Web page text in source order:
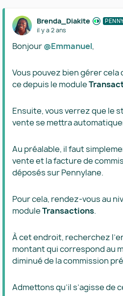
Brenda_Diakite
il y a 2 ans
Bonjour@Emmanuel,
Vous pouvez bien gérer cela
ce depuis le module
Ensuite, vous verrez que le
vente se mettra
Au préalable, il faut
vente et la facture de
déposés sur Pennylane.
Pour cela, rendez-vous au
moduleTransactions.
À cet endroit, recherchez
montant qui correspond au
diminué de la commission
Admettons qu’il s’agisse de